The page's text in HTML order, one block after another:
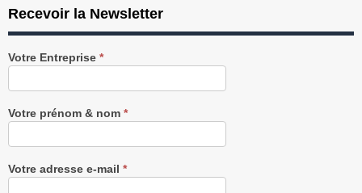
Recevoir la Newsletter
Recevez
notre
gratuitement
Votre Entreprise *
Votre prénom & nom *
Votre adresse e-mail *